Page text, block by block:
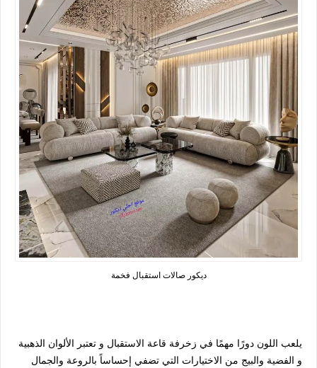
ديكور صالات استقبال فخمة
يلعب اللون دورًا مهمًا في زخرفة قاعة الاستقبال و تعتبر الألوان الذهبية
و الفضية والبيج من الاختيارات التي تضفي إحساساً بالروعة والجمال